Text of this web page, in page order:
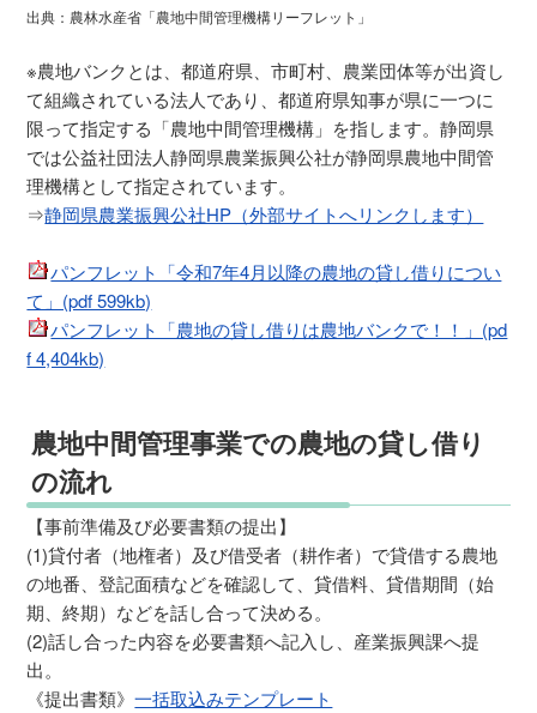
出典：農林水産省「農地中間管理機構リーフレット」
※農地バンクとは、都道府県、市町村、農業団体等が出資し
て組織されている法人であり、都道府県知事が県に一つに
限って指定する「農地中間管理機構」を指します。静岡県
では公益社団法人静岡県農業振興公社が静岡県農地中間管
理機構として指定されています。
⇒静岡県農業振興公社HP（外部サイトへリンクします）
パンフレット「令和7年4月以降の農地の貸し借りについ
て」(pdf 599kb)
パンフレット「農地の貸し借りは農地バンクで！！」(pd
f 4,404kb)
農地中間管理事業での農地の貸し借り
の流れ
【事前準備及び必要書類の提出】
(1)貸付者（地権者）及び借受者（耕作者）で貸借する農地
の地番、登記面積などを確認して、貸借料、貸借期間（始
期、終期）などを話し合って決める。
(2)話し合った内容を必要書類へ記入し、産業振興課へ提
出。
《提出書類》一括取込みテンプレート